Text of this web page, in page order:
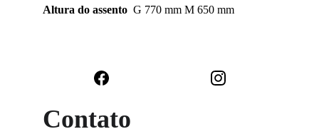
Altura do assento
  G 770 mm M 650 mm
Contato